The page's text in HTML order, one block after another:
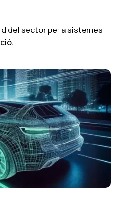
del sector per a sistemes